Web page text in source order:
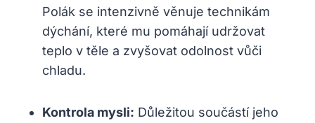
Polák se intenzivně věnuje technikám
⁢dýchání, které mu ‍pomáhají ⁢udržovat
⁢teplo v ‍těle a zvyšovat ‌odolnost vůči
chladu.
Kontrola mysli: Důležitou součástí jeho